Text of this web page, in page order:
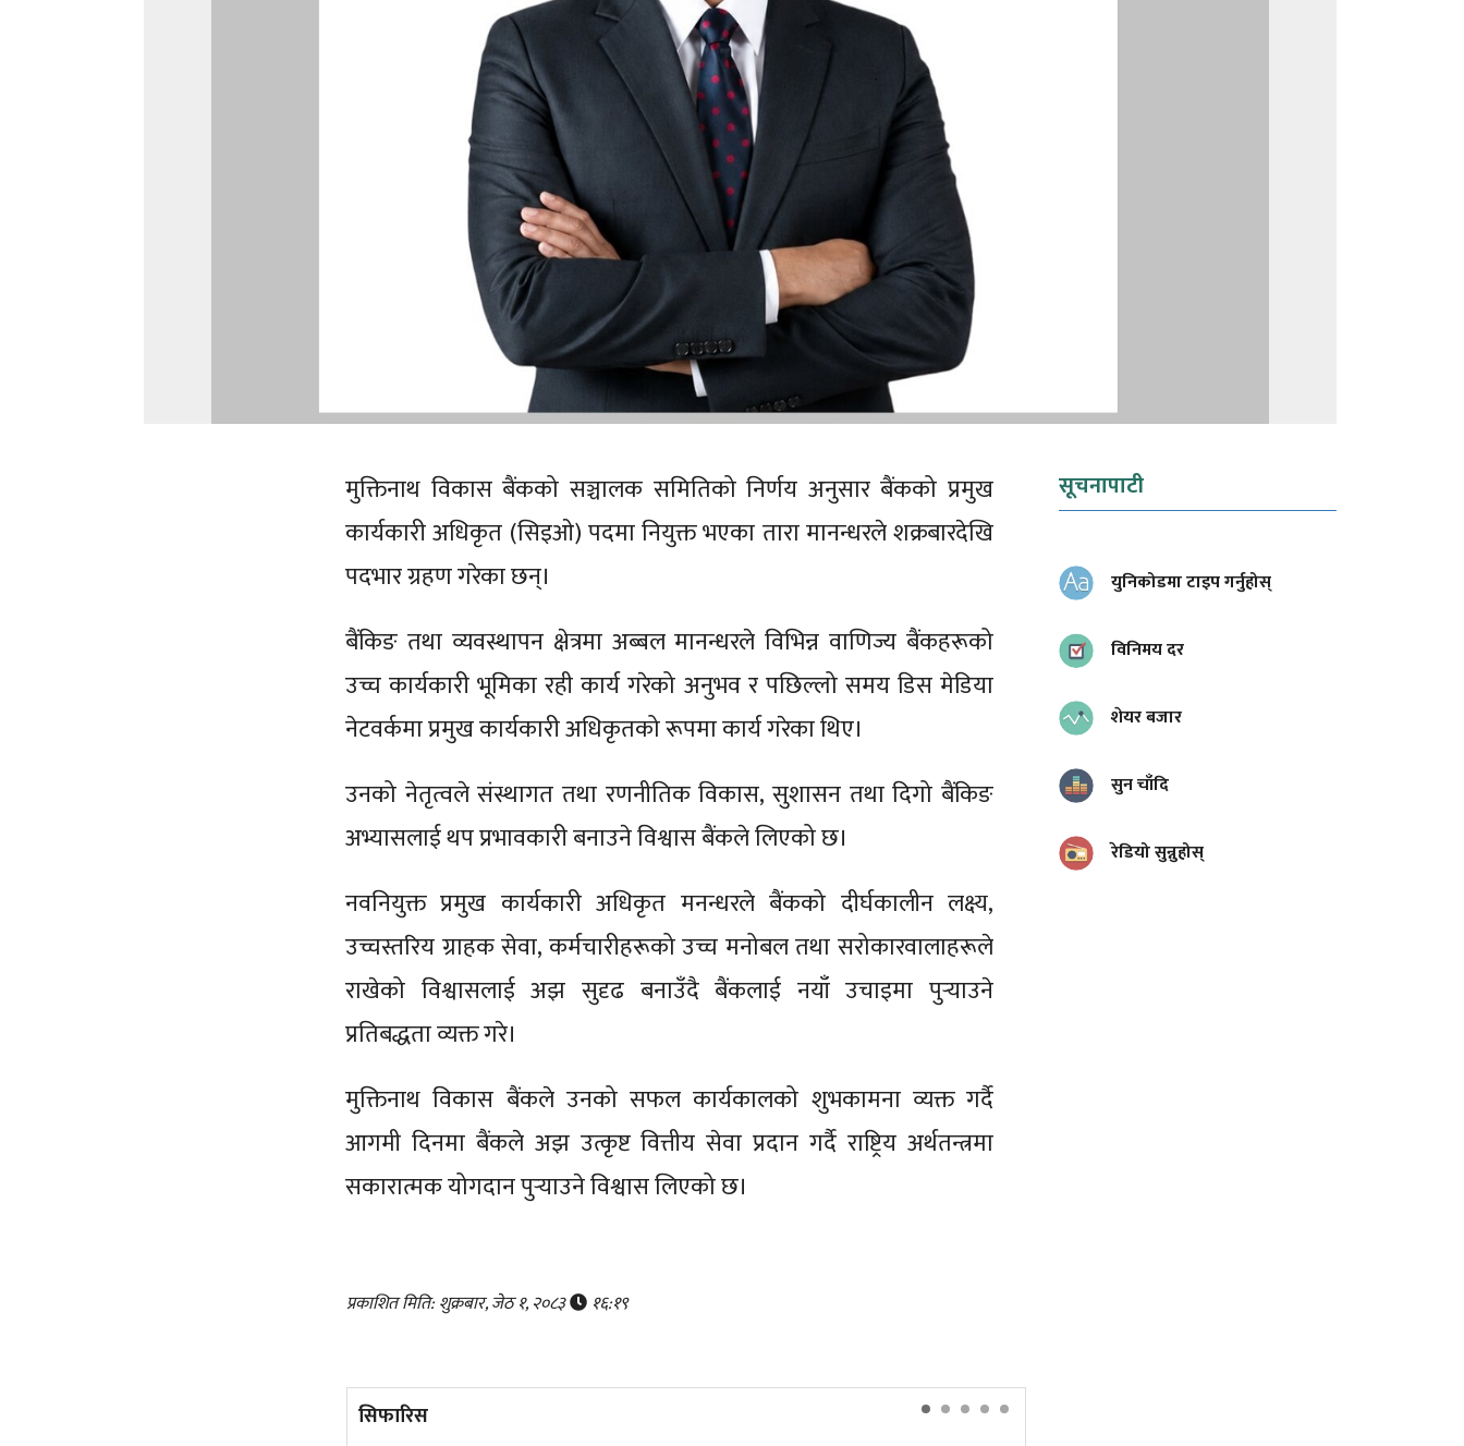
मुक्तिनाथ विकास बैंकको सञ्चालक समितिको निर्णय अनुसार बैंकको प्रमुख
कार्यकारी अधिकृत (सिइओ) पदमा नियुक्त भएका तारा मानन्धरले शक्रबारदेखि
पदभार ग्रहण गरेका छन्।
बैंकिङ तथा व्यवस्थापन क्षेत्रमा अब्बल मानन्धरले विभिन्न वाणिज्य बैंकहरूको
उच्च कार्यकारी भूमिका रही कार्य गरेको अनुभव र पछिल्लो समय डिस मेडिया
नेटवर्कमा प्रमुख कार्यकारी अधिकृतको रूपमा कार्य गरेका थिए।
उनको नेतृत्वले संस्थागत तथा रणनीतिक विकास, सुशासन तथा दिगो बैंकिङ
अभ्यासलाई थप प्रभावकारी बनाउने विश्वास बैंकले लिएको छ।
नवनियुक्त प्रमुख कार्यकारी अधिकृत मनन्धरले बैंकको दीर्घकालीन लक्ष्य,
उच्चस्तरिय ग्राहक सेवा, कर्मचारीहरूको उच्च मनोबल तथा सरोकारवालाहरूले
राखेको विश्वासलाई अझ सुदृढ बनाउँदै बैंकलाई नयाँ उचाइमा पुऱ्याउने
प्रतिबद्धता व्यक्त गरे।
मुक्तिनाथ विकास बैंकले उनको सफल कार्यकालको शुभकामना व्यक्त गर्दै
आगमी दिनमा बैंकले अझ उत्कृष्ट वित्तीय सेवा प्रदान गर्दै राष्ट्रिय अर्थतन्त्रमा
सकारात्मक योगदान पुऱ्याउने विश्वास लिएको छ।
प्रकाशित मिति: शुक्रबार, जेठ १, २०८३ १६:१९
सिफारिस
सूचनापाटी
युनिकोडमा टाइप गर्नुहोस्
विनिमय दर
शेयर बजार
सुन चाँदि
रेडियो सुन्नुहोस्